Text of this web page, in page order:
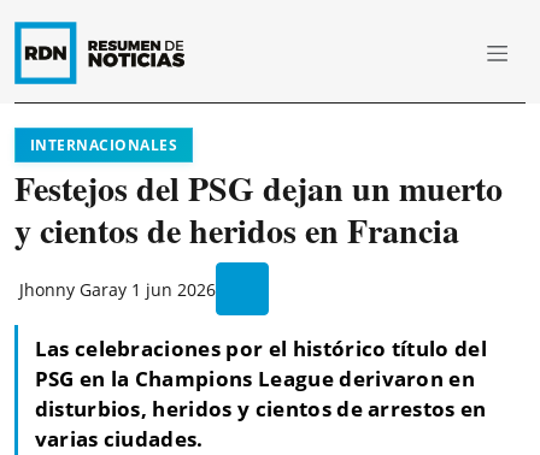
INTERNACIONALES
Festejos del PSG dejan un muerto
y cientos de heridos en Francia
Jhonny Garay 1 jun 2026
Las celebraciones por el histórico título del
PSG en la Champions League derivaron en
disturbios, heridos y cientos de arrestos en
varias ciudades.